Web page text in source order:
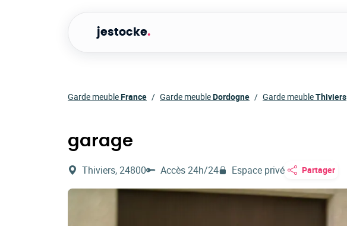
jestocke.
Garde meubleFrance Garde meubleDordogne Garde meubleThiviers
garage
Thiviers, 24800 Accès 24h/24 Espace privé Partager